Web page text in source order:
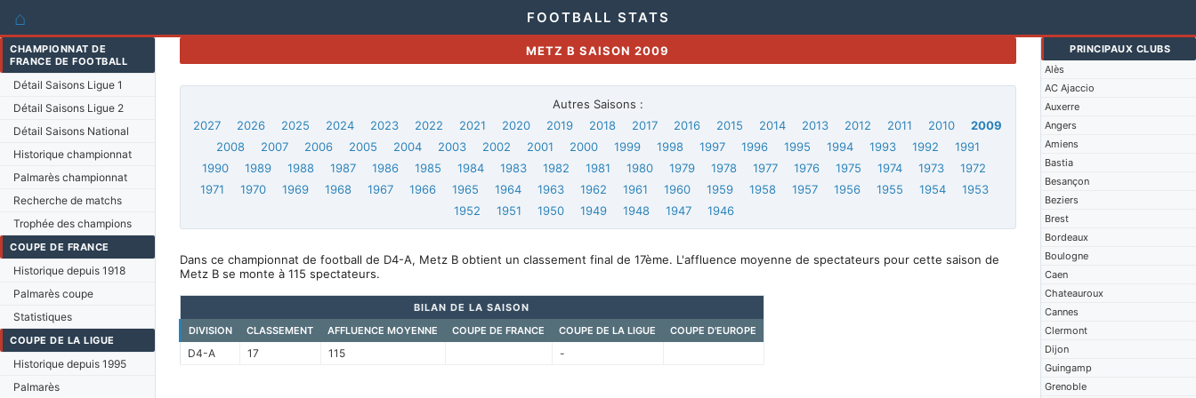
⌂ FOOTBALL STATS
CHAMPIONNAT DE
FRANCE DE FOOTBALL
Détail Saisons Ligue 1
Détail Saisons Ligue 2
Détail Saisons National
Historique championnat
Palmarès championnat
Recherche de matchs
Trophée des champions
COUPE DE FRANCE
Historique depuis 1918
Palmarès coupe
Statistiques
COUPE DE LA LIGUE
Historique depuis 1995
Palmarès
PRINCIPAUX CLUBS
Alès
AC Ajaccio
Auxerre
Angers
Amiens
Bastia
Besançon
Beziers
Brest
Bordeaux
Boulogne
Caen
Chateauroux
Cannes
Clermont
Dijon
Guingamp
Grenoble
METZ B SAISON 2009
Autres Saisons :
2027
2026 2025 2024 2023 2022 2021 2020 2019 2018 2017 2016 2015 2014 2013 2012 2011 2010
2009
2008
2007 2006 2005 2004 2003 2002 2001 2000 1999 1998 1997 1996 1995 1994 1993 1992
1991
1990
1989 1988 1987 1986 1985 1984 1983 1982 1981 1980 1979 1978 1977 1976 1975 1974 1973
1972
1971
1970 1969 1968 1967 1966 1965 1964 1963 1962 1961 1960 1959 1958 1957 1956 1955 1954
1953
1952
1951 1950 1949 1948 1947 1946
Dans ce championnat de football de D4-A, Metz B obtient un classement final de 17ème. L'affluence moyenne de spectateurs pour cette saison de
Metz B se monte à 115 spectateurs.
BILAN DE LA SAISON
DIVISION
CLASSEMENT AFFLUENCE MOYENNE COUPE DE FRANCE COUPE DE LA LIGUE COUPE D'EUROPE
D4-A 17 115 -